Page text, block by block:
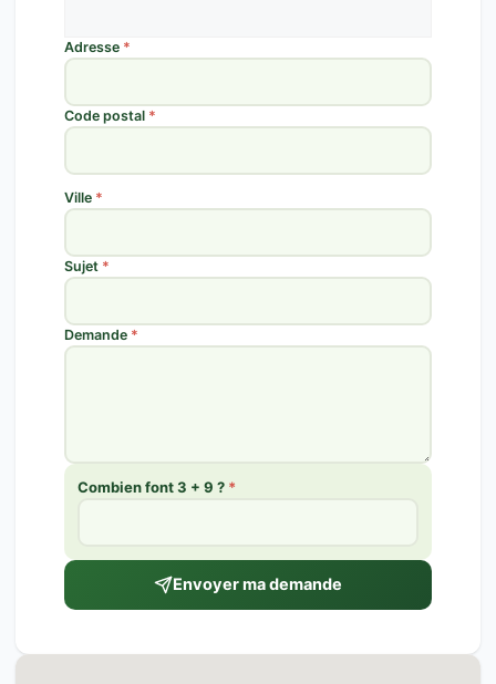
Adresse *
Code postal *
Ville *
Sujet *
Demande *
Combien font 3 + 9 ? *
Envoyer ma demande